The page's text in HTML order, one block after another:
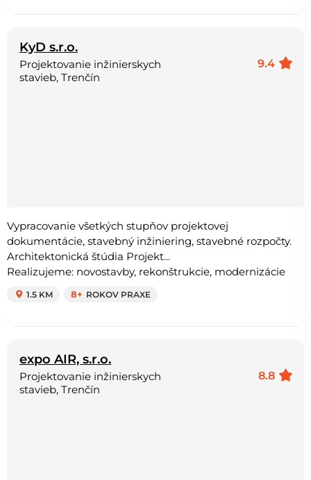
KyD s.r.o.
9.4
Projektovanie inžinierskych
stavieb, Trenčín
Vypracovanie všetkých stupňov projektovej
dokumentácie, stavebný inžiniering, stavebné rozpočty.
Architektonická štúdia Projekt...
Realizujeme: novostavby, rekonštrukcie, modernizácie
1.5 KM 8+ ROKOV PRAXE
expo AIR, s.r.o.
8.8
Projektovanie inžinierskych
stavieb, Trenčín